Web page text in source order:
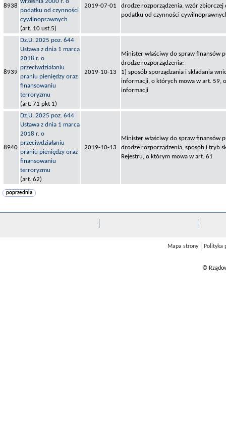
8938
podatku od czynności
cywilnoprawnych
(art. 10 ust.5)
2019-07-01
drodze rozporządzenia, wzór zbiorczej
podatku od czynności
8939
Dz.U. 2025 poz. 644
Ustawa z dnia 1 marca
2018 r. o
przeciwdziałaniu
praniu pieniędzy oraz
finansowaniu
terroryzmu
(art. 71 pkt 1)
2019-10-13
Minister właściwy do spraw finansów
drodze rozporządzenia:
1) sposób sporządzania i składania
informacji, o których mowa w art. 59,
informacji
8940
Dz.U. 2025 poz. 644
Ustawa z dnia 1 marca
2018 r. o
przeciwdziałaniu
praniu pieniędzy oraz
finansowaniu
terroryzmu
(art. 62)
2019-10-13
Minister właściwy do spraw finansów
drodze rozporządzenia, sposób i tryb
Rejestru, o którym mowa w art. 61
poprzednia
Mapa strony Polityka
©